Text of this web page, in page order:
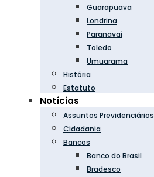
Guarapuava
Londrina
Paranavaí
Toledo
Umuarama
História
Estatuto
Notícias
Assuntos Previdenciários
Cidadania
Bancos
Banco do Brasil
Bradesco